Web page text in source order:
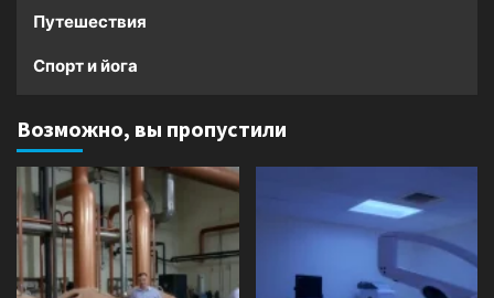
Путешествия
Спорт и йога
Возможно, вы пропустили